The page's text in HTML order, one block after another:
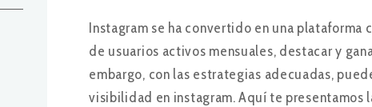
Instagram se ha convertido en una plataforma
de usuarios activos mensuales, destacar y
embargo, con las estrategias adecuadas,
visibilidad en instagram. Aquí te presentamos